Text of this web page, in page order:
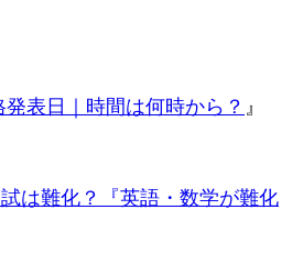
表日｜時間は何時から？ 』
は難化？『英語・数学が難化